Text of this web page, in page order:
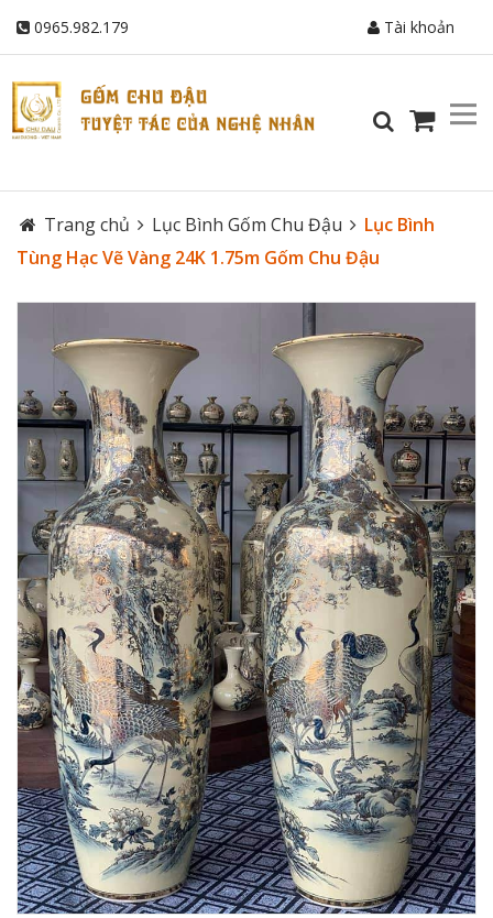
0965.982.179 Tài khoản
Trang chủ Lục Bình Gốm Chu Đậu
Lục Bình
Tùng Hạc Vẽ Vàng 24K 1.75m Gốm Chu Đậu